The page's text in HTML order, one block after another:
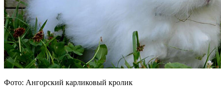
Фото: Ангорский карликовый кролик